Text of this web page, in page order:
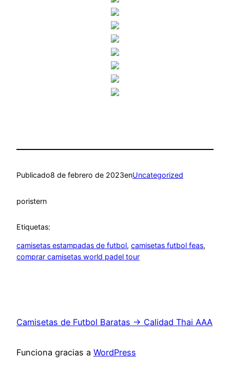
Publicado8 de febrero de 2023enUncategorized
poristern
Etiquetas:
camisetas estampadas de futbol, camisetas futbol feas
comprar camisetas world padel tour
Camisetas de Futbol Baratas → Calidad Thai AAA
Funciona gracias a WordPress